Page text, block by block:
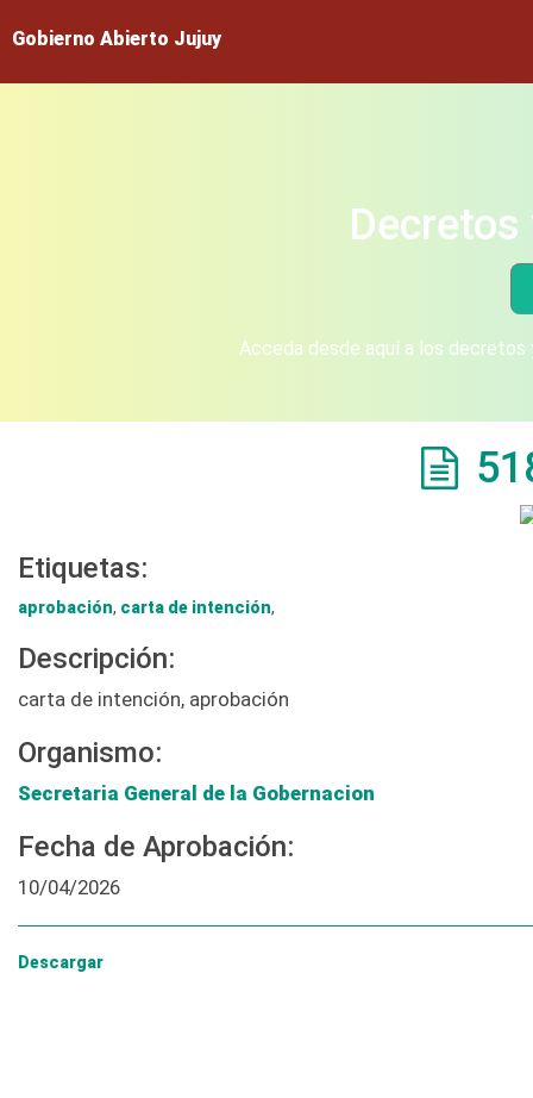
Gobierno Abierto Jujuy
Acceda desde aquí a los
Etiquetas:
aprobación, carta de intención,
Descripción:
carta de intención, aprobación
Organismo:
Secretaria General de la Gobernacion
Fecha de Aprobación:
10/04/2026
Descargar